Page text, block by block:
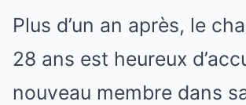
Plus d’un an après, le
28 ans est heureux
nouveau membre dans